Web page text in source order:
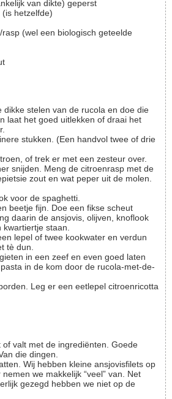
van dikte) geperst
hetzelfde)
rasp (wel een biologisch geteelde
laat het goed uitlekken of draai het
snijden. Meng de citroenrasp met de
zout en wat peper uit de molen.
voor de spaghetti.
daarin de ansjovis, olijven, knoflook
kwartiertje staan.
tè dun.
in de kom door de rucola-met-de-
valt met de ingrediënten. Goede
die dingen.
Wij hebben kleine ansjovisfilets op
we makkelijk “veel” van. Net
gezegd hebben we niet op de